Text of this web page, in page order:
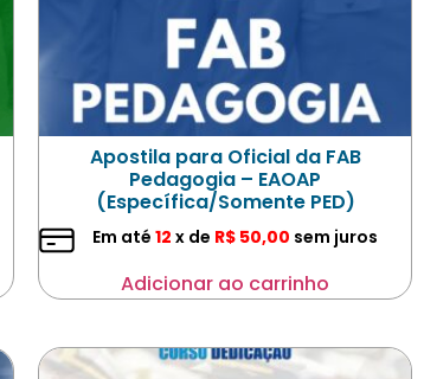
Apostila para Oficial da FAB
Pedagogia – EAOAP
(Específica/Somente PED)
Em até 12 x de R$ 50,00 sem juros
Adicionar ao carrinho